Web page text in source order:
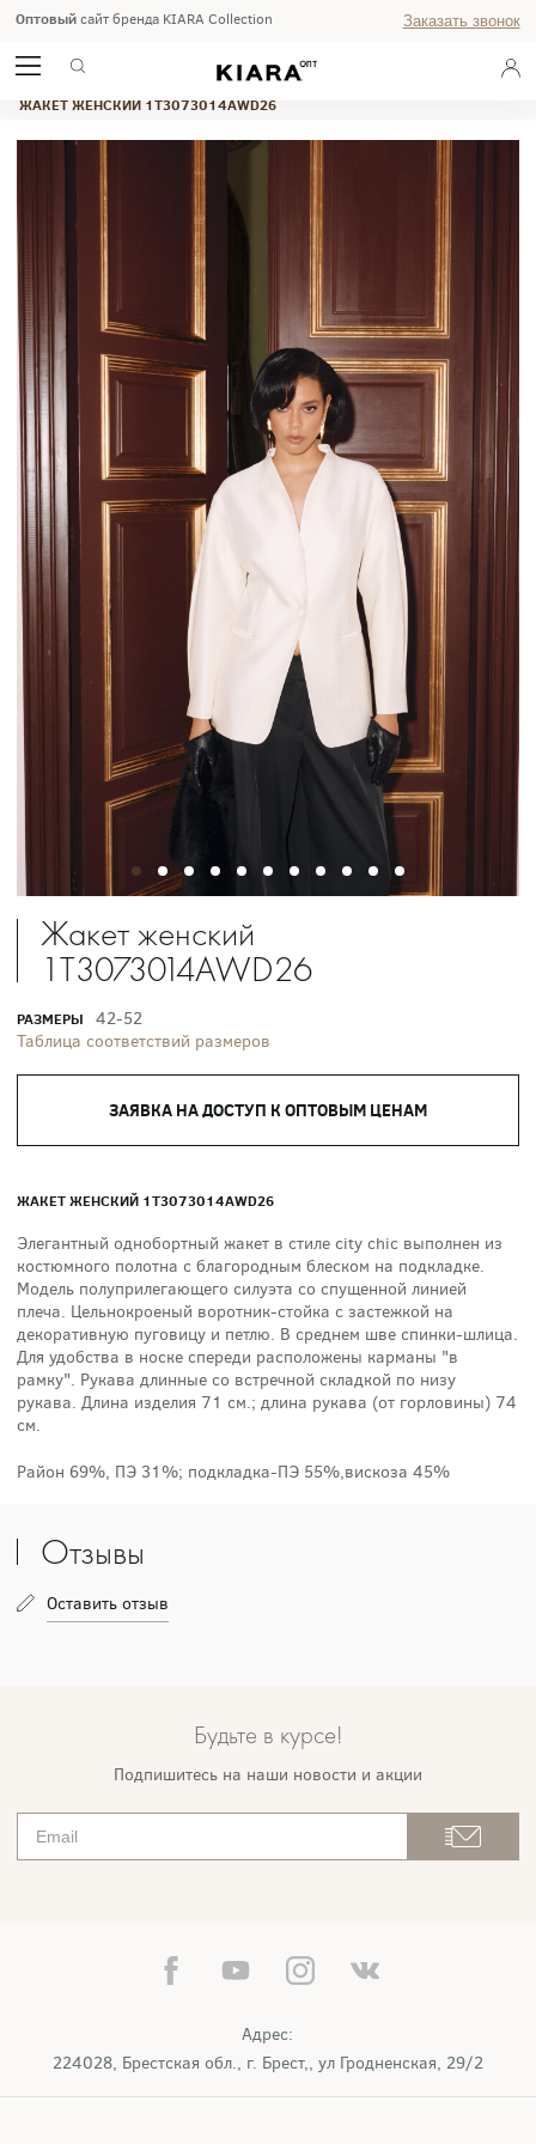
Оптовыйсайт бренда KIARA Collection Заказать звонок
ОСЕНЬ ЗИМА 2026
ЖАКЕТ ЖЕНСКИЙ 1T3073014AWD26
Жакет женский
1T3073014AWD26
РАЗМЕРЫ
42-52
Таблица соответствий размеров
ЗАЯВКА НА ДОСТУП К ОПТОВЫМ ЦЕНАМ
ЖАКЕТ ЖЕНСКИЙ 1T3073014AWD26
Элегантный однобортный жакет в стиле city chiс выполнен из
костюмного полотна с благородным блеском на подкладке.
Модель полуприлегающего силуэта со спущенной линией
плеча. Цельнокроеный воротник-стойка с застежкой на
декоративную пуговицу и петлю. В среднем шве спинки-шлица.
Для удобства в носке спереди расположены карманы "в
рамку". Рукава длинные со встречной складкой по низу
рукава. Длина изделия 71 см.; длина рукава (от горловины) 74
см.
Район 69%, ПЭ 31%; подкладка-ПЭ 55%,вискоза 45%
Отзывы
Оставить отзыв
Будьте в курсе!
Подпишитесь на наши новости и акции
Адрес:
224028, Брестская обл., г. Брест,, ул Гродненская, 29/2